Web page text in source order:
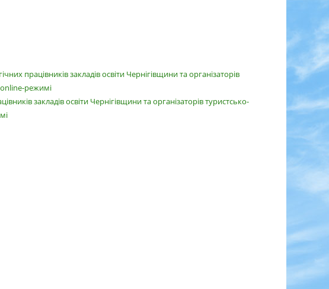
працівників закладів освіти Чернігівщини та організаторів
режимі
закладів освіти Чернігівщини та організаторів туристсько-